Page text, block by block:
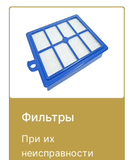
Фильтры
При их
неисправности